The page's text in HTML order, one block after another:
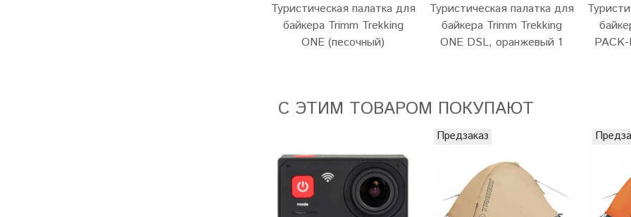
Туристическая палатка для
байкера Trimm Trekking
ONE (песочный)
Туристическая палатка для
байкера Trimm Trekking
ONE DSL, оранжевый 1
С ЭТИМ ТОВАРОМ ПОКУПАЮТ
Предзаказ